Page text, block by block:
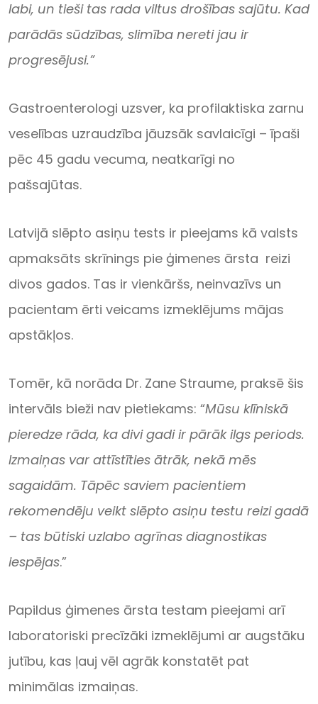
labi, un tieši tas rada viltus drošības sajūtu. Kad
parādās sūdzības, slimība nereti jau ir
progresējusi.”
Gastroenterologi uzsver, ka profilaktiska zarnu
veselības uzraudzība jāuzsāk savlaicīgi – īpaši
pēc 45 gadu vecuma, neatkarīgi no
pašsajūtas.
Latvijā slēpto asiņu tests ir pieejams kā valsts
apmaksāts skrīnings pie ģimenes ārsta reizi
divos gados. Tas ir vienkāršs, neinvazīvs un
pacientam ērti veicams izmeklējums mājas
apstākļos.
Tomēr, kā norāda Dr. Zane Straume, praksē šis
intervāls bieži nav pietiekams: “Mūsu klīniskā
pieredze rāda, ka divi gadi ir pārāk ilgs periods.
Izmaiņas var attīstīties ātrāk, nekā mēs
sagaidām. Tāpēc saviem pacientiem
rekomendēju veikt slēpto asiņu testu reizi gadā
– tas būtiski uzlabo agrīnas diagnostikas
iespējas.”
Papildus ģimenes ārsta testam pieejami arī
laboratoriski precīzāki izmeklējumi ar augstāku
jutību, kas ļauj vēl agrāk konstatēt pat
minimālas izmaiņas.